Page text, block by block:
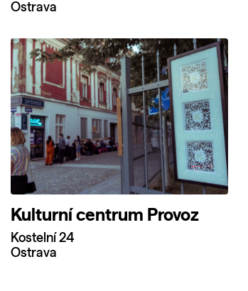
Ostrava
Kulturní centrum Provoz
Kostelní 24
Ostrava